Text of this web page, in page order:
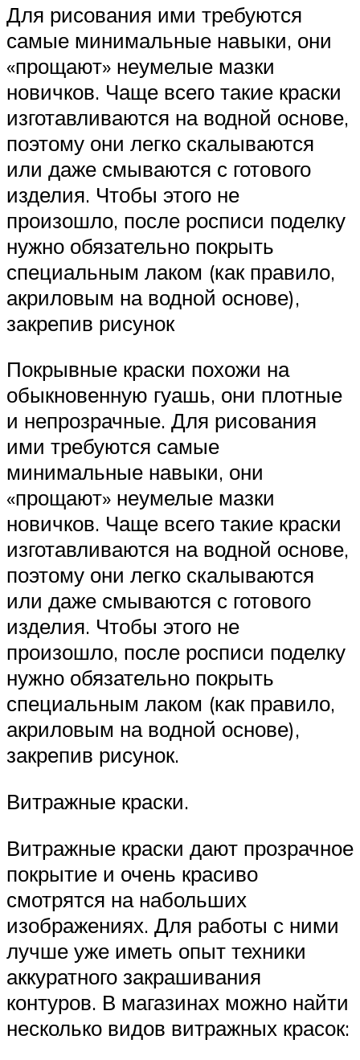
Для рисования ими требуются
самые минимальные навыки, они
«прощают» неумелые мазки
новичков. Чаще всего такие краски
изготавливаются на водной основе,
поэтому они легко скалываются
или даже смываются с готового
изделия. Чтобы этого не
произошло, после росписи поделку
нужно обязательно покрыть
специальным лаком (как правило,
акриловым на водной основе),
закрепив рисунок
Покрывные краски похожи на
обыкновенную гуашь, они плотные
и непрозрачные. Для рисования
ими требуются самые
минимальные навыки, они
«прощают» неумелые мазки
новичков. Чаще всего такие краски
изготавливаются на водной основе,
поэтому они легко скалываются
или даже смываются с готового
изделия. Чтобы этого не
произошло, после росписи поделку
нужно обязательно покрыть
специальным лаком (как правило,
акриловым на водной основе),
закрепив рисунок.
Витражные краски.
Витражные краски дают прозрачное
покрытие и очень красиво
смотрятся на набольших
изображениях. Для работы с ними
лучше уже иметь опыт техники
аккуратного закрашивания
контуров. В магазинах можно найти
несколько видов витражных красок: